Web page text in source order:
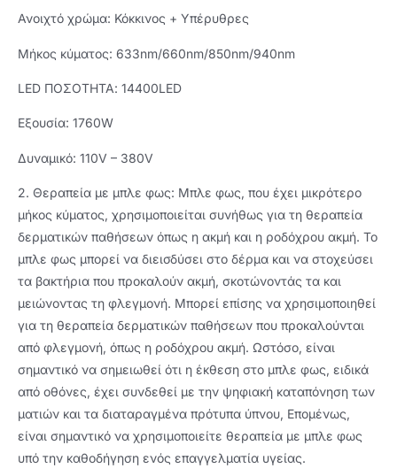
Ανοιχτό χρώμα: Κόκκινος + Υπέρυθρες
Μήκος κύματος: 633nm/660nm/850nm/940nm
LED ΠΟΣΟΤΗΤΑ: 14400LED
Εξουσία: 1760W
Δυναμικό: 110V – 380V
2. Θεραπεία με μπλε φως: Μπλε φως, που έχει μικρότερο
μήκος κύματος, χρησιμοποιείται συνήθως για τη θεραπεία
δερματικών παθήσεων όπως η ακμή και η ροδόχρου ακμή. Το
μπλε φως μπορεί να διεισδύσει στο δέρμα και να στοχεύσει
τα βακτήρια που προκαλούν ακμή, σκοτώνοντάς τα και
μειώνοντας τη φλεγμονή. Μπορεί επίσης να χρησιμοποιηθεί
για τη θεραπεία δερματικών παθήσεων που προκαλούνται
από φλεγμονή, όπως η ροδόχρου ακμή. Ωστόσο, είναι
σημαντικό να σημειωθεί ότι η έκθεση στο μπλε φως, ειδικά
από οθόνες, έχει συνδεθεί με την ψηφιακή καταπόνηση των
ματιών και τα διαταραγμένα πρότυπα ύπνου, Επομένως,
είναι σημαντικό να χρησιμοποιείτε θεραπεία με μπλε φως
υπό την καθοδήγηση ενός επαγγελματία υγείας.